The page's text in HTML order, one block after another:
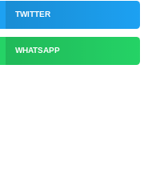
TWITTER
WHATSAPP